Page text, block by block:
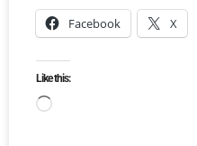
Facebook X
Like this: